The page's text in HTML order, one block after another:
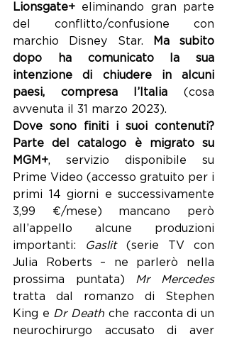
Lionsgate+ eliminando gran parte
del conflitto/confusione con
marchio Disney Star.
Ma subito
dopo ha comunicato la sua
intenzione di chiudere in alcuni
paesi, compresa l’Italia (cosa
avvenuta il 31 marzo 2023).
Dove sono finiti i suoi contenuti?
Parte del catalogo è migrato su
MGM+, servizio disponibile su
Prime Video (accesso gratuito per i
primi 14 giorni e successivamente
3,99 €/mese) mancano però
all’appello alcune produzioni
importanti:
Gaslit (serie TV con
Julia Roberts – ne parlerò nella
prossima puntata)
Mr Mercedes
tratta dal romanzo di Stephen
King e Dr Death che racconta di un
neurochirurgo accusato di aver